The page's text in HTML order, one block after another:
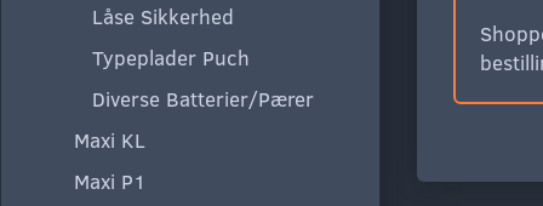
Låse Sikkerhed
Typeplader Puch
Diverse Batterier/Pærer
Maxi KL
Maxi P1